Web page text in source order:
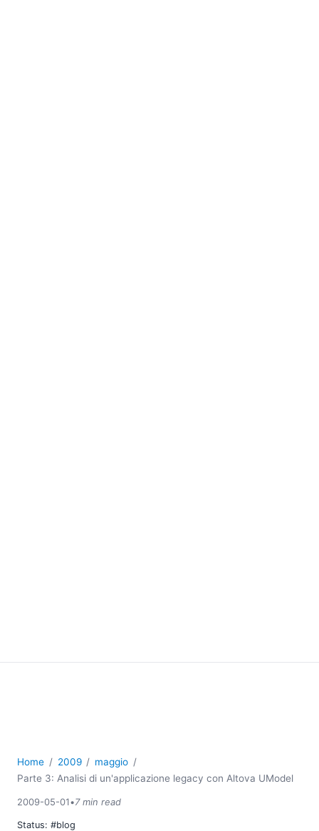
Home 2009
maggio
Parte 3: Analisi di un'applicazione legacy con Altova UModel
2009-05-01•7 min read
Status: #blog